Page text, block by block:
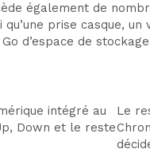
également de
prise casque,
d’espace de
intégré au
Down et le reste
Le